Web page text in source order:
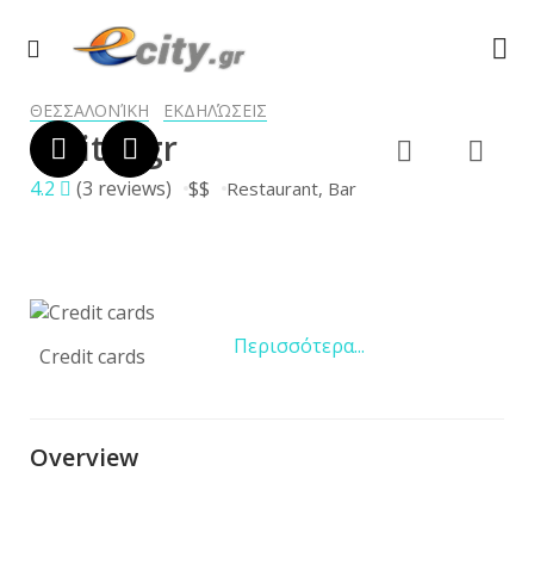
ΘΕΣΣΑΛΟΝΊΚΗ ΕΚΔΗΛΏΣΕΙΣ
Politik.gr
4.2 (3 reviews) $$ Restaurant Bar
Credit cards Περισσότερα...
Overview